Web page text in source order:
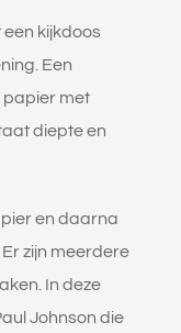
kijkdoos
Een
papier met
diepte en
en daarna
zijn meerdere
In deze
Johnson die